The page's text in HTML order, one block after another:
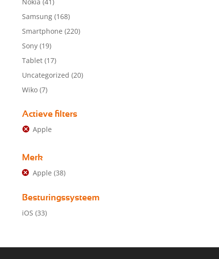
Nokia (41)
Samsung (168)
Smartphone (220)
Sony (19)
Tablet (17)
Uncategorized (20)
Wiko (7)
Actieve filters
Apple
Merk
Apple (38)
Besturingssysteem
iOS (33)